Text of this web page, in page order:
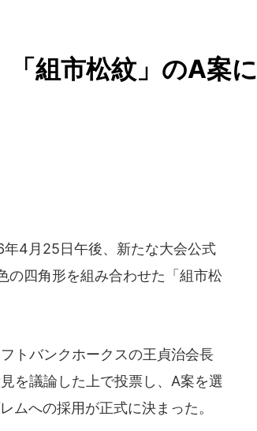
組市松紋」のA案に
4月25日午後、新たな大会公式
の四角形を組み合わせた「組市松
トバンクホークスの王貞治会長
を議論した上で投票し、A案を選
ムへの採用が正式に決まった。